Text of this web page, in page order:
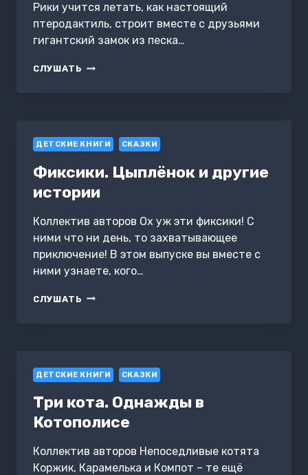
Рики учится летать, как настоящий
птеродактиль, строит вместе с друзьями
гигантский замок из песка…
СЛУШАТЬ ДИНОСИТИ.
ИСТОРИИ
ДЕТСКИЕ КНИГИ СКАЗКИ
Фиксики. Цыплёнок и другие
истории
Коллектив авторов Ох уж эти фиксики! С
ними что ни день, то захватывающее
приключение! В этом выпуске вы вместе с
ними узнаете, кого…
СЛУШАТЬ ФИКСИКИ.
ДЕТСКИЕ КНИГИ СКАЗКИ
Три кота. Однажды в
Котополисе
Коллектив авторов Непоседливые котята
Коржик, Карамелька и Компот – те ещё